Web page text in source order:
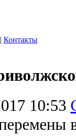
| Контакты
10:53